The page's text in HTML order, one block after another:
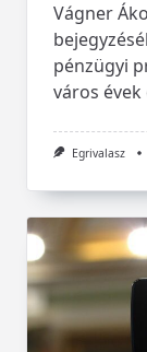
Vágner
pénzügyi
város
Egrivalasz